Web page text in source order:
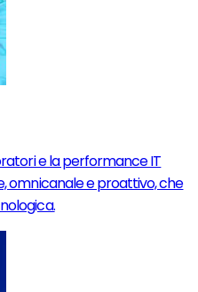
e la performance IT
omnicanale e proattivo, che